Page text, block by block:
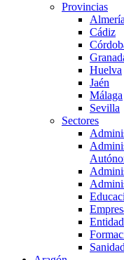
Provincias
Almería
Cádiz
Huelva
Jaén
Málaga
Sevilla
Sectores
Sanidad